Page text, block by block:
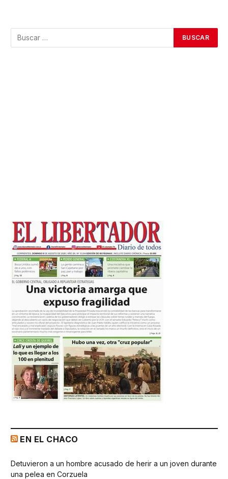
EN EL CHACO
Detuvieron a un hombre acusado de herir a un joven durante
una pelea en Corzuela